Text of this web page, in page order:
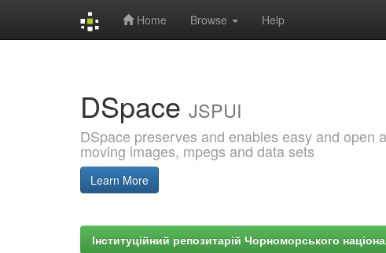
Home Browse Help
DSpace JSPUI
DSpace preserves and enables easy and open
moving images, mpegs and data sets
Learn More
Інституційний репозитарій Чорноморського